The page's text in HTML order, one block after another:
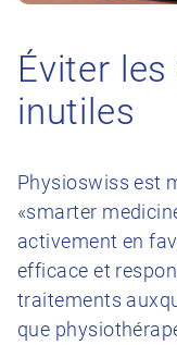
Éviter
inutiles
Physioswiss est
«smarter
activement en
efficace et
traitements
que